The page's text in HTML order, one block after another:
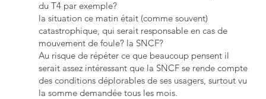
du T4 par exemple?
la situation ce matin était (comme souvent)
catastrophique, qui serait responsable en cas de
mouvement de foule? la SNCF?
Au risque de répéter ce que beaucoup pensent il
serait assez intéressant que la SNCF se rende compte
des conditions déplorables de ses usagers, surtout vu
la somme demandée tous les mois.